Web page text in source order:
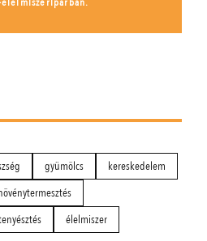
gyümölcs
kereskedelem
élelmiszer